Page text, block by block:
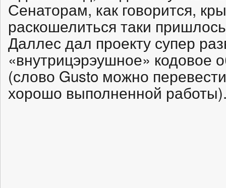
Сенаторам, как говорится,
раскошелиться таки
Даллес дал проекту супер
«внутрицэрэушное» кодовое
(слово Gusto можно
хорошо выполненной